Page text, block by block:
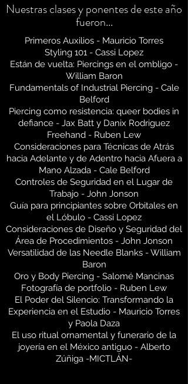
Nuestras clases y ponentes de este año
fueron...
Primeros Auxilios - Mauricio Torres
Styling 101 - Cassi Lopez
Están de vuelta: Piercings en el ombligo -
William Baron
Fundamentals of Industrial Piercing - Cale
Belford
Piercing como resistencia: queer bodies in
defiance - Jax Batt y Danix Rodriguez
Freehand - Ruben Lew
Consideraciones para Técnicas de Atrás
hacia Adelante y de Adentro hacia Afuera a
Mano Alzada - Cale Belford
Controles de Seguridad en el Lugar de
Trabajo - John Jonson
Guía para principiantes sobre Orbitales en
el Lóbulo - Cassi Lopez
Consideraciones de Diseño y Seguridad del
Área de Procedimientos - John Jonson
Versatilidad de las Needle Blanks - William
Baron
Oro y Body Piercing - Salomé Mancinas
Fotografía de portfolio - Ruben Lew
El Poder del Silencio: Transformando la
Experiencia en el Estudio - Mauricio Torres
y Paola Daza
El uso ritual ornamental y funerario de la
joyería en el México antiguo - Alberto
Zúñiga -MICTLÁN-